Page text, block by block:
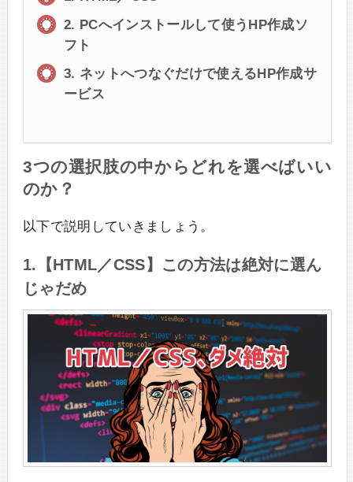
2. PCへインストールして使うHP作成ソ
フト
3. ネットへつなぐだけで使えるHP作成サ
ービス
3つの選択肢の中からどれを選べばいい
のか？
以下で説明していきましょう。
1.【HTML／CSS】この方法は絶対に選ん
じゃだめ